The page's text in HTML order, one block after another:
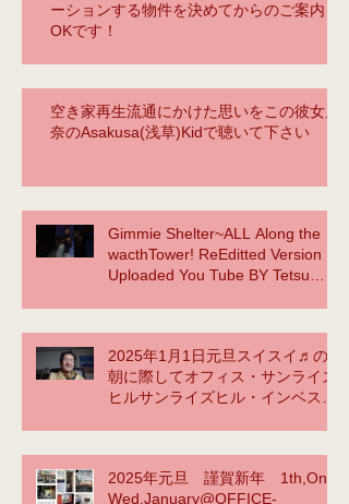
ーションする物件を決めてからのご案内も
OKです！
空き家再生流通にかけた思いをこの彼女麗
奈のAsakusa(浅草)Kidで聴いて下さい
Gimmie Shelter~ALL Along the
wacthTower! ReEditted Version
Uploaded You Tube BY Tetsu
2025年1月1日元旦スイスイ♬の
朝に際してオフィス・サンライズ
ヒルサンライズヒル・インベスト
ら???
https://www.youtube.com/watch?
2025年元旦 謹賀新年 1th,On
Wed.January@OFFICE-